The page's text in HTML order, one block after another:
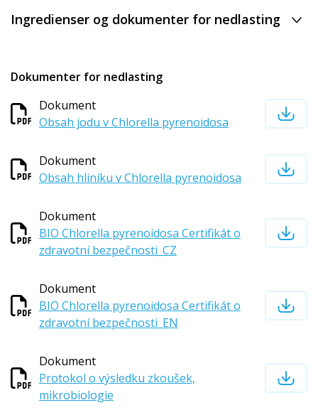
Ingredienser og dokumenter for nedlasting
Dokumenter for nedlasting
Dokument
Obsah jodu v Chlorella pyrenoidosa
Dokument
Obsah hliníku v Chlorella pyrenoidosa
Dokument
BIO Chlorella pyrenoidosa Certifikát o
zdravotní bezpečnosti_CZ
Dokument
BIO Chlorella pyrenoidosa Certifikát o
zdravotní bezpečnosti_EN
Dokument
Protokol o výsledku zkoušek,
mikrobiologie